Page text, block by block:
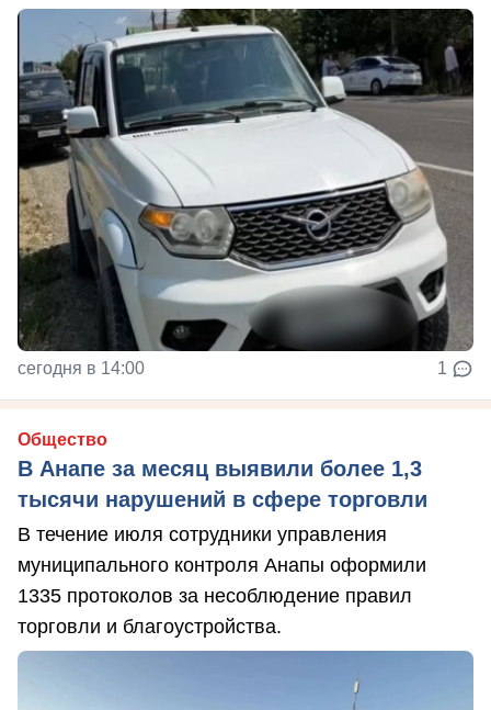
сегодня в 14:00 1
Общество
В Анапе за месяц выявили более 1,3
тысячи нарушений в сфере торговли
В течение июля сотрудники управления
муниципального контроля Анапы оформили
1335 протоколов за несоблюдение правил
торговли и благоустройства.